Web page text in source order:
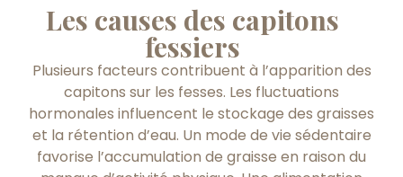
Les causes des capitons
fessiers
Plusieurs facteurs contribuent à l’apparition des
capitons sur les fesses. Les fluctuations
hormonales influencent le stockage des graisses
et la rétention d’eau. Un mode de vie sédentaire
favorise l’accumulation de graisse en raison du